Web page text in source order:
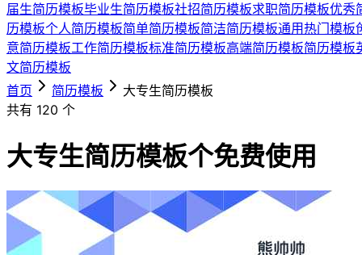
届生简历模板毕业生简历模板社招简历模板求职简历模板优秀
历模板个人简历模板简单简历模板简洁简历模板通用热门模板
意简历模板工作简历模板标准简历模板高端简历模板简历模板
文简历模板
首页
简历模板
大专生简历模板
共有 120 个
大专生简历模板个免费使用